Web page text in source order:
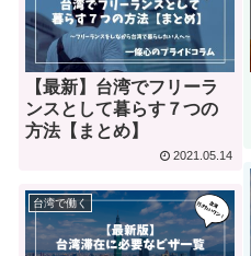
【最新】台湾でフリーラ
ンスとして暮らす７つの
方法【まとめ】
2021.05.14
台湾で働く